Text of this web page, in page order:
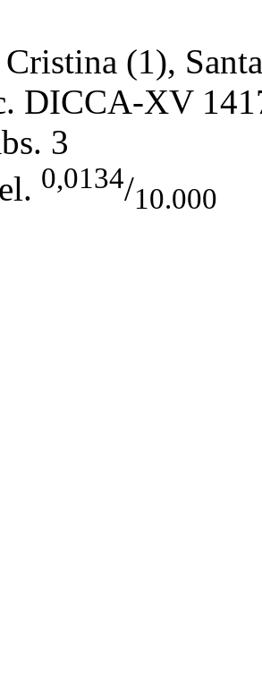
Cristina (1),
DICCA-XV
3
0,0134/10.000